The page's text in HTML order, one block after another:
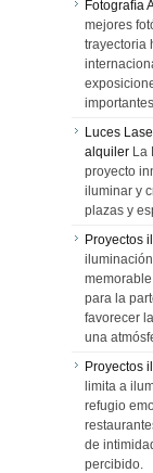
Fotografía
mejores
trayectoria
Luces
alquiler La
proyecto
iluminar y
plazas y
Proyectos
para la
favorecer
una
Proyectos
limita a
refugio
de
percibido.